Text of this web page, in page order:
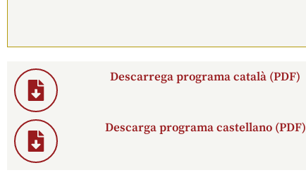
Descarrega programa català (PDF)
Descarga programa castellano (PDF)